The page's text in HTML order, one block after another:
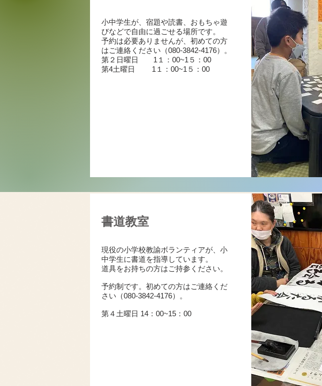
小中学生が、宿題や読書、おもちゃ遊
びなどで自由に過ごせる場所です。
予約は必要ありませんが、初めての方
はご連絡ください（080-3842-4176）。
​第２日曜日 1１：00~1５：00
第4土曜日 1１：00~1５：00
書道教室
現役の小学校教諭ボランティアが、小
中学生に書道を指導しています。
道具をお持ちの方はご持参ください。
予約制です。初めての方はご連絡くだ
さい（080-3842-4176）。
第４土曜日 14：00~15：00